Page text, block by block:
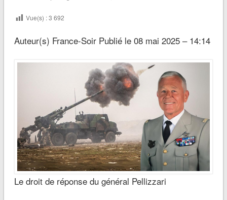
Vue(s) :3 692
Auteur(s) France-Soir Publié le 08 mai 2025 – 14:14
Le droit de réponse du général Pellizzari